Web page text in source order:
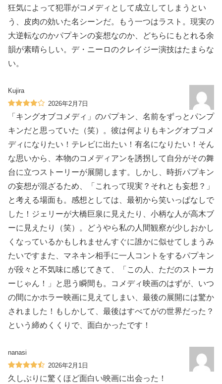
狂気によって犯罪がコメディとして成立してしまうとい
う、皮肉の効いた名シーンだ。もう一つはラスト。現実の
大逆転なのかパプキンの妄想なのか、どちらにもとれる余
韻が素晴らしい。デ・ニーロのクレイジー演技はたまらな
い。
Kujira
2026年2月7日
「キングオブコメディ」のパプキン、名前をずっとパンプ
キンだと思っていた（笑）。彼は何よりもキングオブコメ
ディになりたい！テレビに出たい！有名になりたい！そん
な思いから、本物のコメディアンを誘拐して自分がその舞
台に立つストーリーが展開します。しかし、時折パプキン
の妄想が混ざるため、「これって現実？それとも妄想？」
と考える場面も。感想としては、最初から笑いっぱなしで
した！ジェリーが大橋巨泉に見えたり、小柄な人が高木ブ
ーに見えたり（笑）。どうやら私の人間観察が少しおかし
くなっているかもしれませんすぐに誰かに似せてしまうみ
たいですまた、マネキン相手に一人コントをするパプキン
が段々と不気味に感じてきて、「この人、ただのストーカ
ーじゃん！」と思う瞬間も。コメディ映画のはずが、いつ
の間にかホラー映画に見えてしまい、最後の展開には驚か
されました！もしかして、最後はすべてがの世界だった？
という締めくくりで、面白かったです！
nanasi
2026年2月1日
久しぶりに驚くほど面白い映画に出会った！